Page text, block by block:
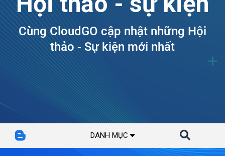
Cùng CloudGO cập nhật những Hội
thảo - Sự kiện mới nhất
DANH MỤC